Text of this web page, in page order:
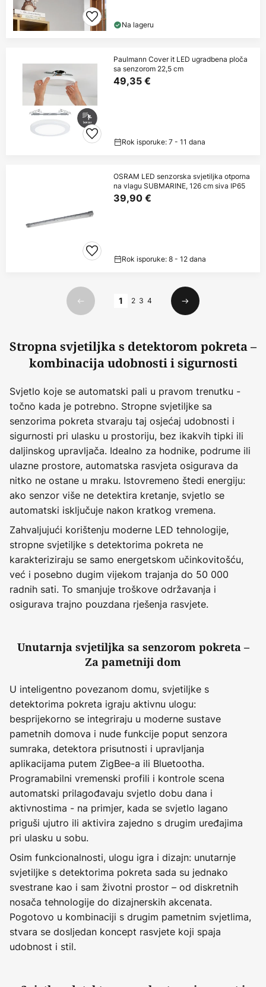
Na lageru
Paulmann Cover it LED ugradbena ploča
sa senzorom 22,5 cm
49,35 €
Rok isporuke: 7 - 11 dana
OSRAM LED senzorska svjetiljka otporna
na vlagu SUBMARINE, 126 cm siva IP65
39,90 €
Rok isporuke: 8 - 12 dana
Prethodno
1 2 3 4
Sljedeći
Stropna svjetiljka s detektorom pokreta –
kombinacija udobnosti i sigurnosti
Svjetlo koje se automatski pali u pravom trenutku -
točno kada je potrebno. Stropne svjetiljke sa
senzorima pokreta stvaraju taj osjećaj udobnosti i
sigurnosti pri ulasku u prostoriju, bez ikakvih tipki ili
daljinskog upravljača. Idealno za hodnike, podrume ili
ulazne prostore, automatska rasvjeta osigurava da
nitko ne ostane u mraku. Istovremeno štedi energiju:
ako senzor više ne detektira kretanje, svjetlo se
automatski isključuje nakon kratkog vremena.
Zahvaljujući korištenju moderne LED tehnologije,
stropne svjetiljke s detektorima pokreta ne
karakteriziraju se samo energetskom učinkovitošću,
već i posebno dugim vijekom trajanja do 50 000
radnih sati. To smanjuje troškove održavanja i
osigurava trajno pouzdana rješenja rasvjete.
Unutarnja svjetiljka sa senzorom pokreta –
Za pametniji dom
U inteligentno povezanom domu, svjetiljke s
detektorima pokreta igraju aktivnu ulogu:
besprijekorno se integriraju u moderne sustave
pametnih domova i nude funkcije poput senzora
sumraka, detektora prisutnosti i upravljanja
aplikacijama putem ZigBee-a ili Bluetootha.
Programabilni vremenski profili i kontrole scena
automatski prilagođavaju svjetlo dobu dana i
aktivnostima - na primjer, kada se svjetlo lagano
priguši ujutro ili aktivira zajedno s drugim uređajima
pri ulasku u sobu.
Osim funkcionalnosti, ulogu igra i dizajn: unutarnje
svjetiljke s detektorima pokreta sada su jednako
svestrane kao i sam životni prostor – od diskretnih
nosača tehnologije do dizajnerskih akcenata.
Pogotovo u kombinaciji s drugim pametnim svjetlima,
stvara se dosljedan koncept rasvjete koji spaja
udobnost i stil.